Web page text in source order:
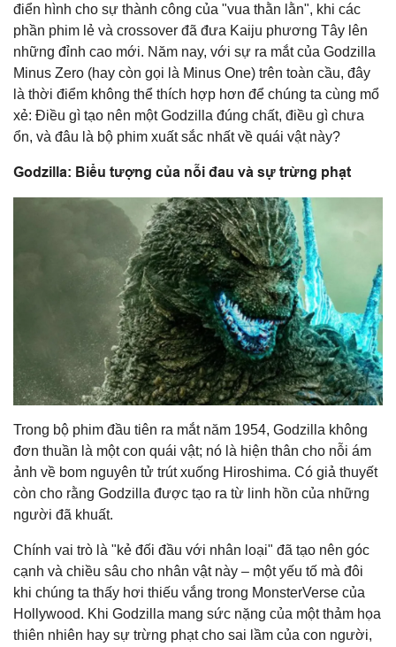
điển hình cho sự thành công của "vua thằn lằn", khi các
phần phim lẻ và crossover đã đưa Kaiju phương Tây lên
những đỉnh cao mới. Năm nay, với sự ra mắt của Godzilla
Minus Zero (hay còn gọi là Minus One) trên toàn cầu, đây
là thời điểm không thể thích hợp hơn để chúng ta cùng mổ
xẻ: Điều gì tạo nên một Godzilla đúng chất, điều gì chưa
ổn, và đâu là bộ phim xuất sắc nhất về quái vật này?
Godzilla: Biểu tượng của nỗi đau và sự trừng phạt
Trong bộ phim đầu tiên ra mắt năm 1954, Godzilla không
đơn thuần là một con quái vật; nó là hiện thân cho nỗi ám
ảnh về bom nguyên tử trút xuống Hiroshima. Có giả thuyết
còn cho rằng Godzilla được tạo ra từ linh hồn của những
người đã khuất.
Chính vai trò là "kẻ đối đầu với nhân loại" đã tạo nên góc
cạnh và chiều sâu cho nhân vật này – một yếu tố mà đôi
khi chúng ta thấy hơi thiếu vắng trong MonsterVerse của
Hollywood. Khi Godzilla mang sức nặng của một thảm họa
thiên nhiên hay sự trừng phạt cho sai lầm của con người,